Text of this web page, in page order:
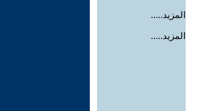
المزيد.....
المزيد.....